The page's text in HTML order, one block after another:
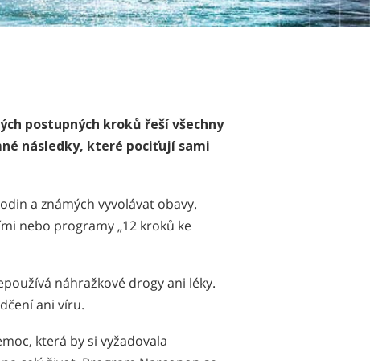
postupných kroků řeší všechny
následky, které pociťují sami
a známých vyvolávat obavy.
nebo programy „12 kroků ke
náhražkové drogy ani léky.
ani víru.
která by si vyžadovala